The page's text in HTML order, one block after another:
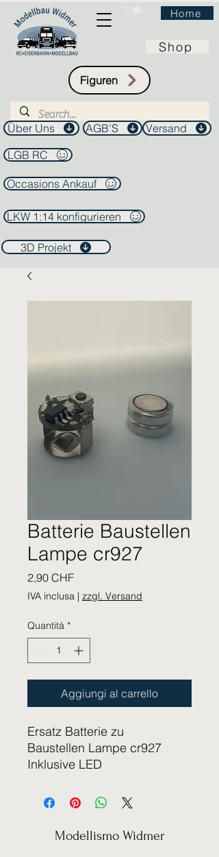
Home
Shop
Figuren
Über Uns AGB'S
Versand
LGB RC
Occasions Ankauf
LKW 1:14 konfigurieren
3D Projekt
Batterie Baustellen
Lampe cr927
2,90 CHFPrezzo
IVA inclusa | zzgl. Versand
Quantità *
Aggiungi al carrello
Ersatz Batterie zu
Baustellen Lampe cr927
Inklusive LED
Modellismo Widmer